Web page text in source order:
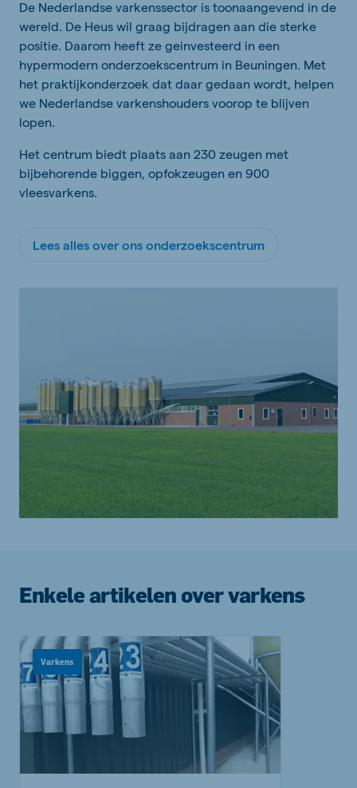
De Nederlandse varkenssector is toonaangevend in de
wereld. De Heus wil graag bijdragen aan die sterke
positie. Daarom heeft ze geinvesteerd in een
hypermodern onderzoekscentrum in Beuningen. Met
het praktijkonderzoek dat daar gedaan wordt, helpen
we Nederlandse varkenshouders voorop te blijven
lopen.
Het centrum biedt plaats aan 230 zeugen met
bijbehorende biggen, opfokzeugen en 900
vleesvarkens.
Lees alles over ons onderzoekscentrum
Enkele artikelen over varkens
Varkens